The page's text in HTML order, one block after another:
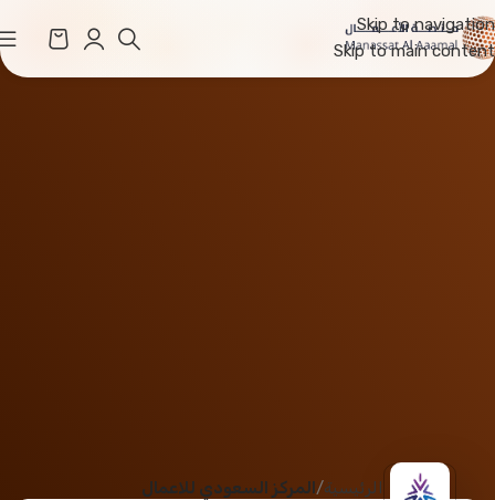
Skip to navigation
Skip to main content
الرئيسية المركز السعودي للاعمال